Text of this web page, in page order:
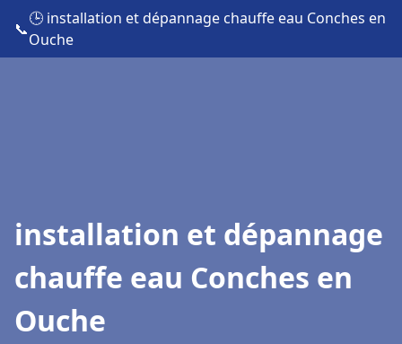
📞
🕒 installation et dépannage chauffe eau Conches en
Ouche
installation et dépannage
chauffe eau Conches en
Ouche